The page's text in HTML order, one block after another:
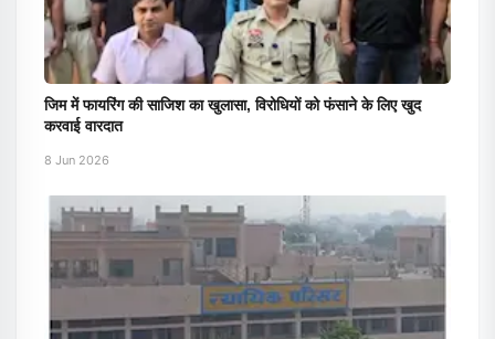
जिम में फायरिंग की साजिश का खुलासा, विरोधियों को फंसाने के लिए खुद
करवाई वारदात
8 Jun 2026